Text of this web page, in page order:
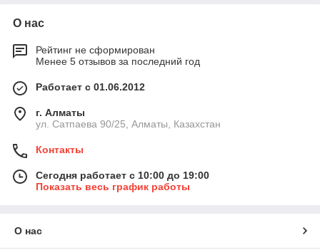
О нас
Рейтинг не сформирован
Менее 5 отзывов за последний год
Работает с 01.06.2012
г. Алматы
ул. Сатпаева 90/25, Алматы, Казахстан
Контакты
Сегодня работает с 10:00 до 19:00
Показать весь график работы
О нас